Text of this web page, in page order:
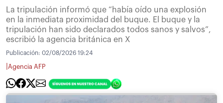
La tripulación informó que “había oído una explosión
en la inmediata proximidad del buque. El buque y la
tripulación han sido declarados todos sanos y salvos”,
escribió la agencia británica en X
Publicación: 02/08/2026 19:24
Agencia AFP